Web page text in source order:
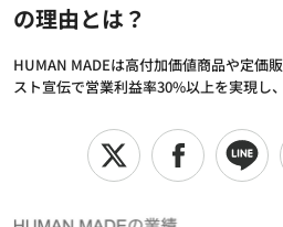
の理由とは？
HUMAN MADEは高付加価値商品や定価
スト宣伝で営業利益率30%以上を実現し